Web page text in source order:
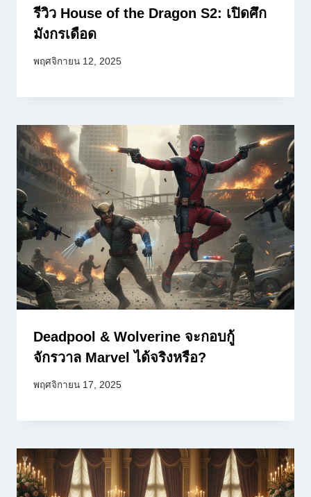
รีวิว House of the Dragon S2: เปิดศึก
มังกรเดือด
พฤศจิกายน 12, 2025
Deadpool & Wolverine จะกอบกู้
จักรวาล Marvel ได้จริงหรือ?
พฤศจิกายน 17, 2025